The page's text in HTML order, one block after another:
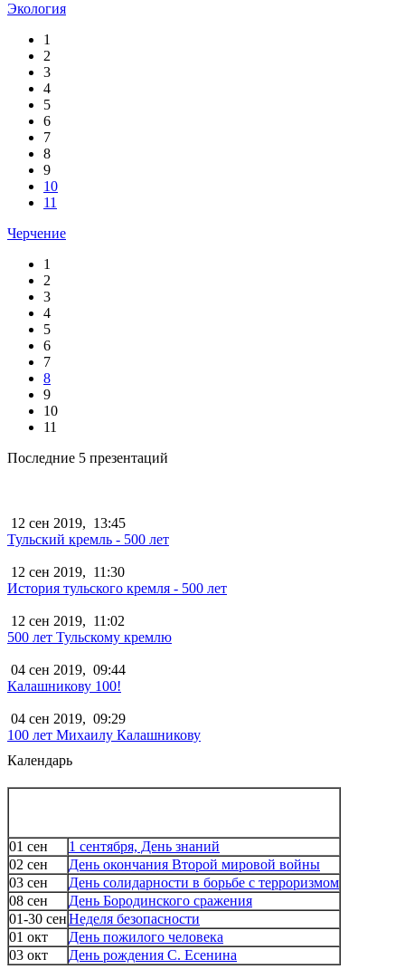
Экология
1
2
3
4
5
6
7
8
9
10
11
Черчение
1
2
3
4
5
6
7
8
9
10
11
Последние 5 презентаций
12 сен 2019, 13:45
Тульский кремль - 500 лет
12 сен 2019, 11:30
История тульского кремля - 500 лет
12 сен 2019, 11:02
500 лет Тульскому кремлю
04 сен 2019, 09:44
Калашникову 100!
04 сен 2019, 09:29
100 лет Михаилу Калашникову
Календарь
01 сен
1 сентября, День знаний
02 сен
День окончания Второй мировой войны
03 сен
День солидарности в борьбе с терроризмом
08 сен
День Бородинского сражения
01-30 сенНеделя безопасности
01 окт
День пожилого человека
03 окт
День рождения С. Есенина